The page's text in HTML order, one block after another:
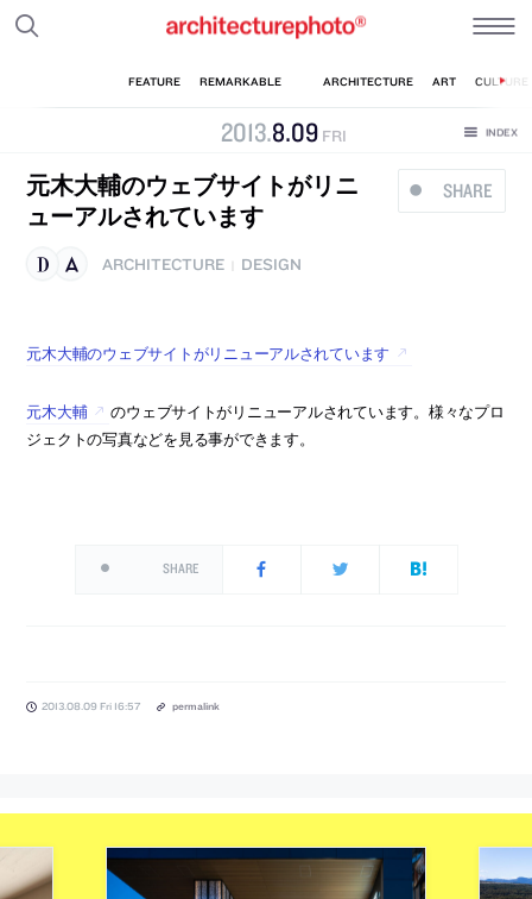
2013.8.09 FRI
SHARE
元木大輔のウェブサイトがリニ
ューアルされています
ARCHITECTURE DESIGN
元木大輔のウェブサイトがリニューアルされています
元木大輔
のウェブサイトがリニューアルされています。様々なプロ
ジェクトの写真などを見る事ができます。
SHARE
2013.08.09 Fri 16:57 permalink